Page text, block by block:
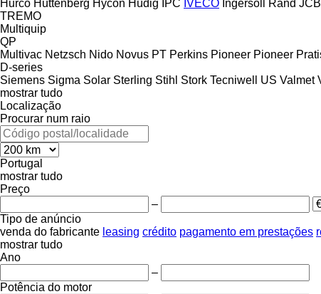
Hurco Huttenberg Hycon Hüdig IPC IVECO Ingersoll Rand JCB
TREMO
Multiquip
QP
Multivac Netzsch Nido Novus PT Perkins Pioneer Pioneer
D-series
Siemens Sigma Solar Sterling Stihl Stork Tecniwell US Valmet
mostrar tudo
Localização
Procurar num raio
Portugal
mostrar tudo
Preço
–
Tipo de anúncio
venda do fabricante leasing crédito pagamento em prestações
mostrar tudo
Ano
–
Potência do motor